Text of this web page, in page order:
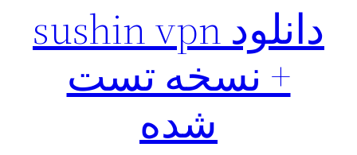
دانلود sushin vpn
+ نسخه تست
شده